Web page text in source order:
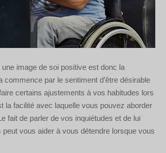
image de soi positive est donc la
par le sentiment d’être désirable
certains ajustements à vos habitudes lors
la facilité avec laquelle vous pouvez aborder
fait de parler de vos inquiétudes et de lui
vous aider à vous détendre lorsque vous